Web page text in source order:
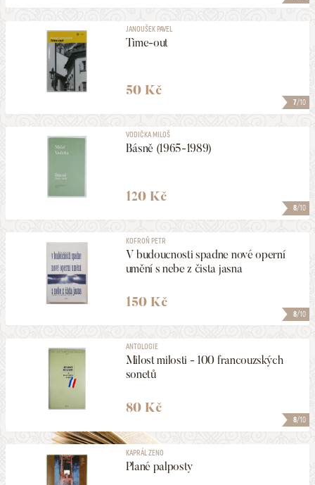
7/10
JANOUŠEK PAVEL
Time-out
50 Kč
8/10
VODIČKA MILOŠ
Básně (1965-1989)
120 Kč
8/10
KOFROŇ PETR
V budoucnosti spadne nové operní
umění s nebe z čista jasna
150 Kč
8/10
ANTOLOGIE
Milost milosti - 100 francouzských
sonetů
80 Kč
KAPRÁL ZENO
Plané palposty